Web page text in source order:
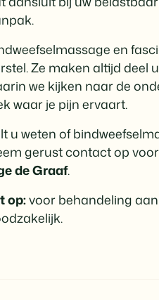
en
Ze maken altijd deel
we kijken naar de
waar je pijn ervaart.
u weten of
gerust contact op
de Graaf.
op:voor behandeling aan